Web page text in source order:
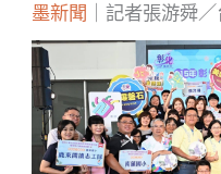
墨新聞 ｜記者張游舜